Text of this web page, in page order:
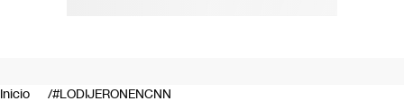
Negocios
Inicio #LODIJERONENCNN